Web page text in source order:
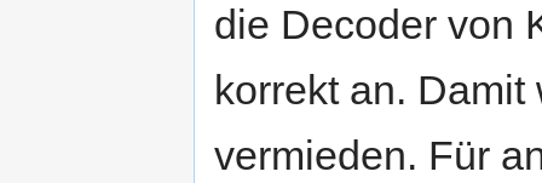
die Decoder von
korrekt an.
vermieden. Für